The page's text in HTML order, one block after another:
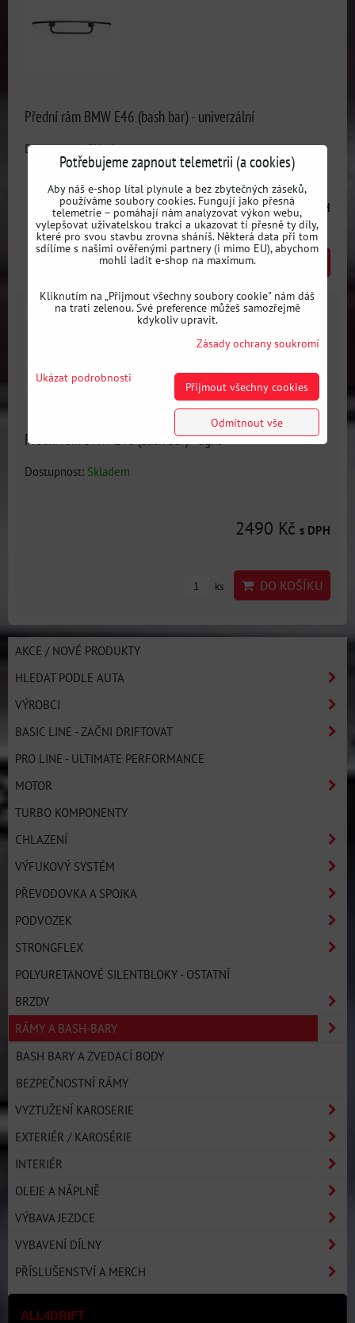
Přední rám BMW E46 (bash bar) - univerzální
Dostupnost:Skladem
3755 Kč s DPH
ks DO KOŠÍKU
Přední rám BMW E46 (bash bar) - light
Dostupnost: Skladem
2490 Kč s DPH
ks DO KOŠÍKU
AKCE / NOVÉ PRODUKTY
HLEDAT PODLE AUTA
VÝROBCI
BASIC LINE - ZAČNI DRIFTOVAT
PRO LINE - ULTIMATE PERFORMANCE
MOTOR
TURBO KOMPONENTY
CHLAZENÍ
VÝFUKOVÝ SYSTÉM
PŘEVODOVKA A SPOJKA
PODVOZEK
STRONGFLEX
POLYURETANOVÉ SILENTBLOKY - OSTATNÍ
BRZDY
RÁMY A BASH-BARY
BASH BARY A ZVEDACÍ BODY
BEZPEČNOSTNÍ RÁMY
VYZTUŽENÍ KAROSERIE
EXTERIÉR / KAROSÉRIE
INTERIÉR
OLEJE A NÁPLNĚ
VÝBAVA JEZDCE
VYBAVENÍ DÍLNY
PŘÍSLUŠENSTVÍ A MERCH
ALL4DRIFT
Potřebujeme zapnout telemetrii (a cookies)
Aby náš e-shop lítal plynule a bez zbytečných záseků,
používáme soubory cookies. Fungují jako přesná
telemetrie – pomáhají nám analyzovat výkon webu,
vylepšovat uživatelskou trakci a ukazovat ti přesně ty díly,
které pro svou stavbu zrovna sháníš. Některá data při tom
sdílíme s našimi ověřenými partnery (i mimo EU), abychom
mohli ladit e-shop na maximum.
Kliknutím na „Přijmout všechny soubory cookie" nám dáš
na trati zelenou. Své preference můžeš samozřejmě
kdykoliv upravit.
Zásady ochrany soukromí
Ukázat podrobnosti
Přijmout všechny cookies
Odmítnout vše